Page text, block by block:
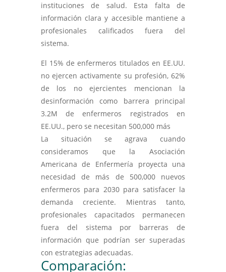
instituciones de salud. Esta falta de
información clara y accesible mantiene a
profesionales calificados fuera del
sistema.
El 15% de enfermeros titulados en EE.UU.
no ejercen activamente su profesión, 62%
de los no ejercientes mencionan la
desinformación como barrera principal
3.2M de enfermeros registrados en
EE.UU., pero se necesitan 500,000 más
La situación se agrava cuando
consideramos que la Asociación
Americana de Enfermería proyecta una
necesidad de más de 500,000 nuevos
enfermeros para 2030 para satisfacer la
demanda creciente. Mientras tanto,
profesionales capacitados permanecen
fuera del sistema por barreras de
información que podrían ser superadas
con estrategias adecuadas.
Comparación: